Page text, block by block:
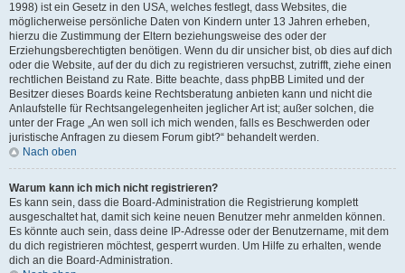
1998) ist ein Gesetz in den USA, welches festlegt, dass Websites, die
möglicherweise persönliche Daten von Kindern unter 13 Jahren erheben,
hierzu die Zustimmung der Eltern beziehungsweise des oder der
Erziehungsberechtigten benötigen. Wenn du dir unsicher bist, ob dies auf dich
oder die Website, auf der du dich zu registrieren versuchst, zutrifft, ziehe einen
rechtlichen Beistand zu Rate. Bitte beachte, dass phpBB Limited und der
Besitzer dieses Boards keine Rechtsberatung anbieten kann und nicht die
Anlaufstelle für Rechtsangelegenheiten jeglicher Art ist; außer solchen, die
unter der Frage „An wen soll ich mich wenden, falls es Beschwerden oder
juristische Anfragen zu diesem Forum gibt?“ behandelt werden.
Nach oben
Warum kann ich mich nicht registrieren?
Es kann sein, dass die Board-Administration die Registrierung komplett
ausgeschaltet hat, damit sich keine neuen Benutzer mehr anmelden können.
Es könnte auch sein, dass deine IP-Adresse oder der Benutzername, mit dem
du dich registrieren möchtest, gesperrt wurden. Um Hilfe zu erhalten, wende
dich an die Board-Administration.